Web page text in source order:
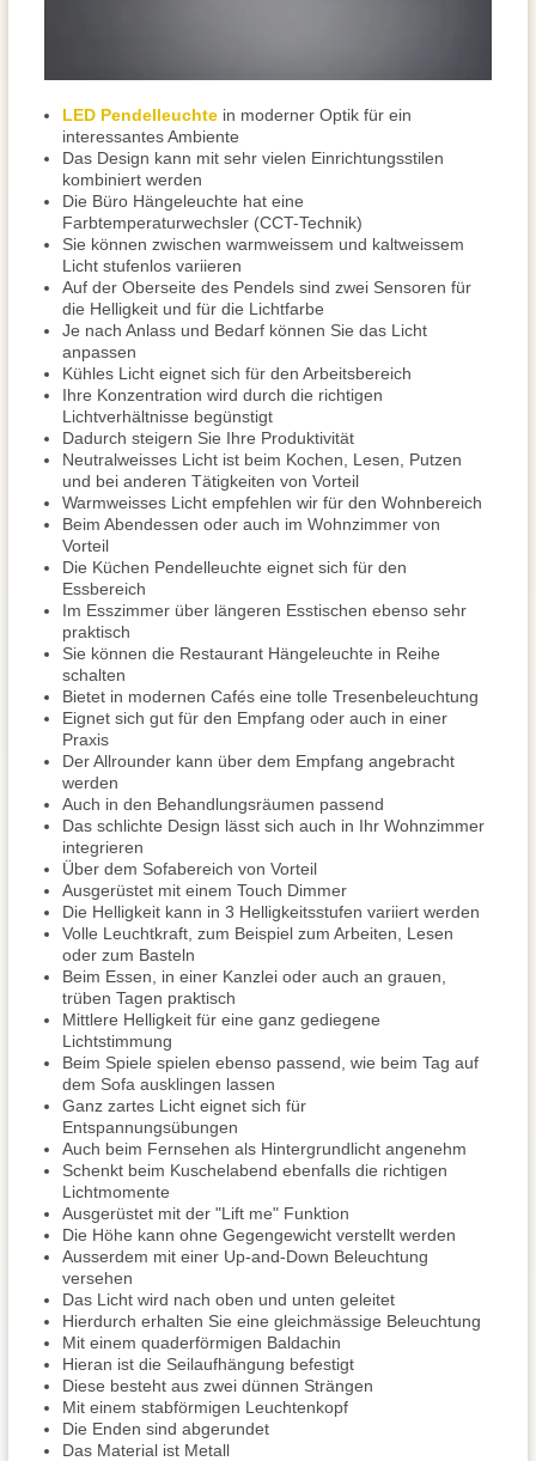
LED Pendelleuchte in moderner Optik für ein
interessantes Ambiente
Das Design kann mit sehr vielen Einrichtungsstilen
kombiniert werden
Die Büro Hängeleuchte hat eine
Farbtemperaturwechsler (CCT-Technik)
Sie können zwischen warmweissem und kaltweissem
Licht stufenlos variieren
Auf der Oberseite des Pendels sind zwei Sensoren für
die Helligkeit und für die Lichtfarbe
Je nach Anlass und Bedarf können Sie das Licht
anpassen
Kühles Licht eignet sich für den Arbeitsbereich
Ihre Konzentration wird durch die richtigen
Lichtverhältnisse begünstigt
Dadurch steigern Sie Ihre Produktivität
Neutralweisses Licht ist beim Kochen, Lesen, Putzen
und bei anderen Tätigkeiten von Vorteil
Warmweisses Licht empfehlen wir für den Wohnbereich
Beim Abendessen oder auch im Wohnzimmer von
Vorteil
Die Küchen Pendelleuchte eignet sich für den
Essbereich
Im Esszimmer über längeren Esstischen ebenso sehr
praktisch
Sie können die Restaurant Hängeleuchte in Reihe
schalten
Bietet in modernen Cafés eine tolle Tresenbeleuchtung
Eignet sich gut für den Empfang oder auch in einer
Praxis
Der Allrounder kann über dem Empfang angebracht
werden
Auch in den Behandlungsräumen passend
Das schlichte Design lässt sich auch in Ihr Wohnzimmer
integrieren
Über dem Sofabereich von Vorteil
Ausgerüstet mit einem Touch Dimmer
Die Helligkeit kann in 3 Helligkeitsstufen variiert werden
Volle Leuchtkraft, zum Beispiel zum Arbeiten, Lesen
oder zum Basteln
Beim Essen, in einer Kanzlei oder auch an grauen,
trüben Tagen praktisch
Mittlere Helligkeit für eine ganz gediegene
Lichtstimmung
Beim Spiele spielen ebenso passend, wie beim Tag auf
dem Sofa ausklingen lassen
Ganz zartes Licht eignet sich für
Entspannungsübungen
Auch beim Fernsehen als Hintergrundlicht angenehm
Schenkt beim Kuschelabend ebenfalls die richtigen
Lichtmomente
Ausgerüstet mit der "Lift me" Funktion
Die Höhe kann ohne Gegengewicht verstellt werden
Ausserdem mit einer Up-and-Down Beleuchtung
versehen
Das Licht wird nach oben und unten geleitet
Hierdurch erhalten Sie eine gleichmässige Beleuchtung
Mit einem quaderförmigen Baldachin
Hieran ist die Seilaufhängung befestigt
Diese besteht aus zwei dünnen Strängen
Mit einem stabförmigen Leuchtenkopf
Die Enden sind abgerundet
Das Material ist Metall